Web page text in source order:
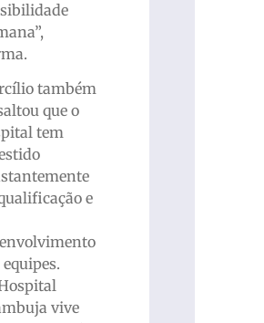
também
que o
tem
e
equipes.
vive